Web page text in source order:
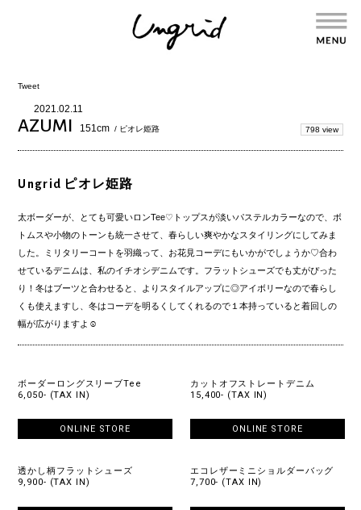
Tweet
2021.02.11
AZUMI 151cm / ピオレ姫路 798 view
Ungrid ピオレ姫路
太ボーダーが、とても可愛いロンTee♡トップスが淡いパステルカラーなので、ボ
トムスや小物のトーンも統一させて、春らしい爽やかなスタイリングにしてみま
した。ミリタリーコートを羽織って、お花見コーデにもいかがでしょうか♡合わ
せているデニムは、私のイチオシデニムです。フラットシューズでも丈がぴった
り！冬はブーツと合わせると、よりスタイルアップに◎アイボリーなので春らし
くも使えますし、冬はコーデを明るくしてくれるので１本持っていると着回しの
幅が広がりますよ☺︎
ボーダーロングスリーブTee
6,050- (TAX IN)
ONLINE STORE
カットオフストレートデニム
15,400- (TAX IN)
ONLINE STORE
透かし柄フラットシューズ
9,900- (TAX IN)
エコレザーミニショルダーバッグ
7,700- (TAX IN)